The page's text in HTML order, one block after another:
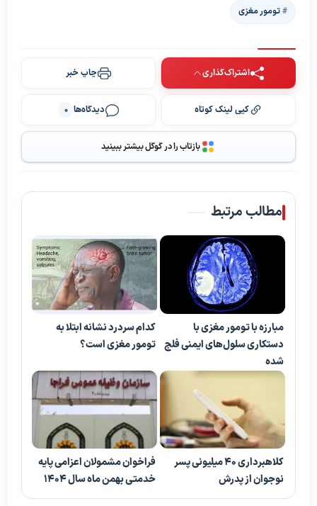
تومور مغزی
اشتراک‌گذاری چاپ خبر
کپی لینک کوتاه دیدگاه‌ها 0
بازتاب را در گوگل بیشتر ببینید
مطالب مرتبط
مبارزه با تومور مغزی با
دستکاری سلول‌های ایمنی فلج
شده
کدام سردرد نشانه ابتلا به
تومور مغزی است؟
کلاهبرداری ۴۰ میلیونی پسر
نوجوان از پدرش
فراخوان مشمولان اعزامی پایه
خدمتی بهمن ماه سال ۱۴۰۴